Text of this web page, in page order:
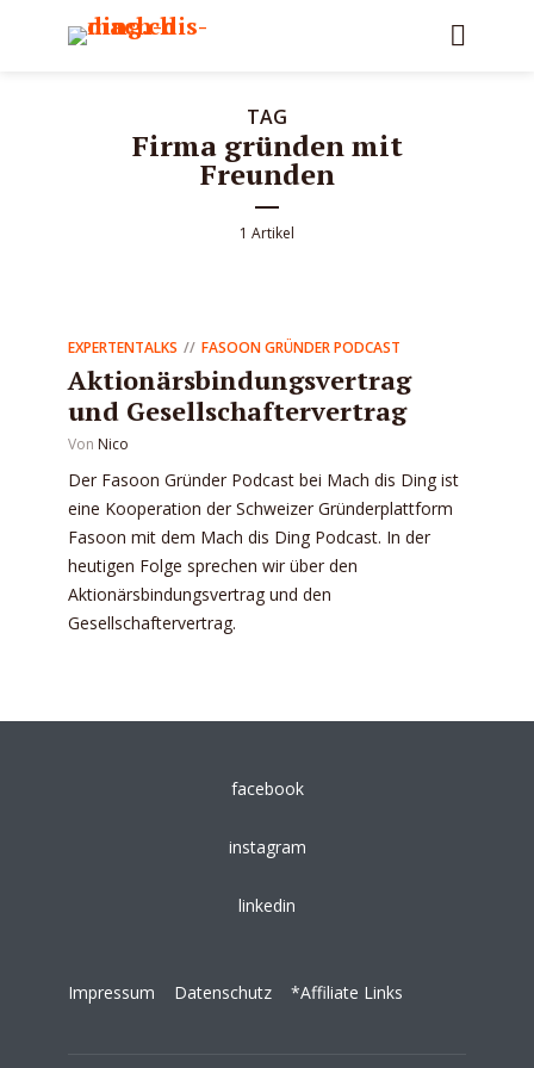
TAG
Firma gründen mit
Freunden
1 Artikel
EXPERTENTALKS FASOON GRÜNDER PODCAST
Aktionärsbindungsvertrag
und Gesellschaftervertrag
Von Nico
Der Fasoon Gründer Podcast bei Mach dis Ding ist
eine Kooperation der Schweizer Gründerplattform
Fasoon mit dem Mach dis Ding Podcast. In der
heutigen Folge sprechen wir über den
Aktionärsbindungsvertrag und den
Gesellschaftervertrag.
facebook
instagram
linkedin
Impressum Datenschutz *Affiliate Links